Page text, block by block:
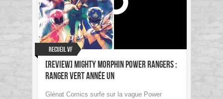
Recueil VF
[Review] Mighty Morphin Power Rangers :
Ranger Vert Année un
Glénat Comics surfe sur la vague Power